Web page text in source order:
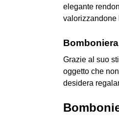
elegante
valorizzandone
Grazie al suo
oggetto che
desidera